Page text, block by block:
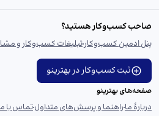
صاحب کسب‌وکار هستید؟
پنل ادمین کسب‌وکارتبلیغات کسب‌وکار و
ثبت کسب‌وکار در بهترینو
صفحه‌های بهترینو
دربارهٔ ماراهنما و پرسش‌های متداولتماس با